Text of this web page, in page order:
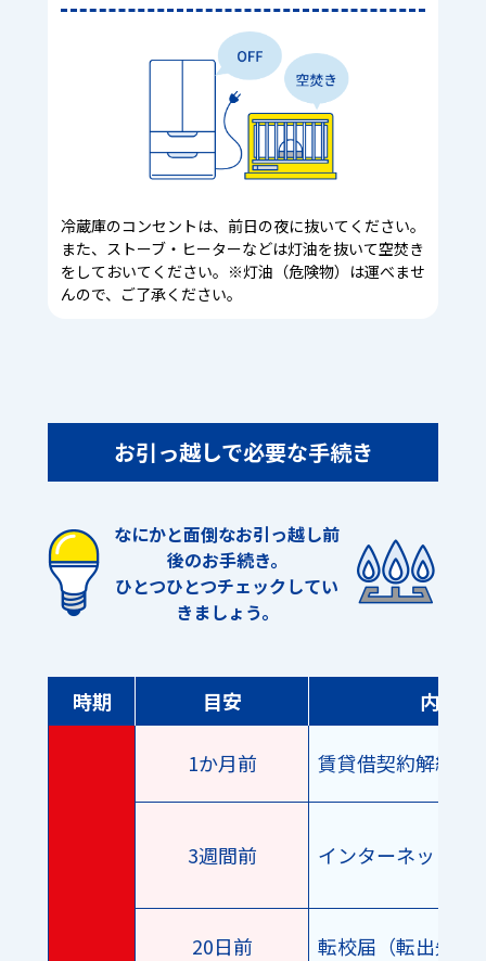
冷蔵庫のコンセントは、前日の夜に抜いてください。
また、ストーブ・ヒーターなどは灯油を抜いて空焚き
をしておいてください。※灯油（危険物）は運べませ
んので、ご了承ください。
お引っ越しで必要な手続き
なにかと面倒なお引っ越し前
後のお手続き。
ひとつひとつチェックしてい
きましょう。
時期 目安 内容
1か月前 賃貸借契約解約手
3週間前 インターネットの
20日前 転校届（転出先）